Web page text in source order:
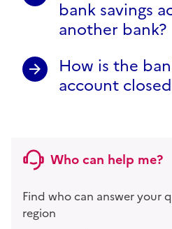
bank savings
another bank?
How is the
account
Who can help me?
Find who can answer your
region